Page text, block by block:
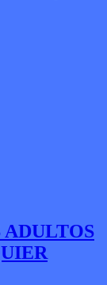
ADULTOS